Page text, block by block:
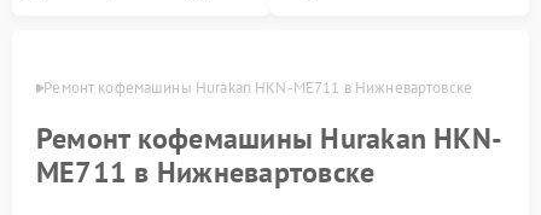
Ремонт кофемашины Hurakan HKN-ME711 в Нижневартовске
Ремонт кофемашины Hurakan HKN-
ME711 в Нижневартовске